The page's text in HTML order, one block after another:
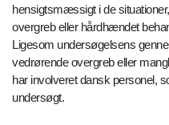
hensigtsmæssigt i de
overgreb eller hårdhændet
Ligesom undersøgelsens
vedrørende overgreb eller
har involveret dansk personel,
undersøgt.